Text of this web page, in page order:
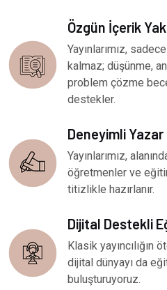
Özgün İçerik
Yayınlarımız,
kalmaz; düşünme,
problem çözme
destekler.
Deneyimli
Yayınlarımız,
öğretmenler ve
titizlikle hazırlanır.
Dijital Destekli
Klasik yayıncılığın
dijital dünyayı da
buluşturuyoruz.